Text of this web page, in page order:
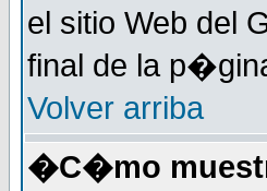
el sitio Web del
final de la
Volver arriba
�C�mo